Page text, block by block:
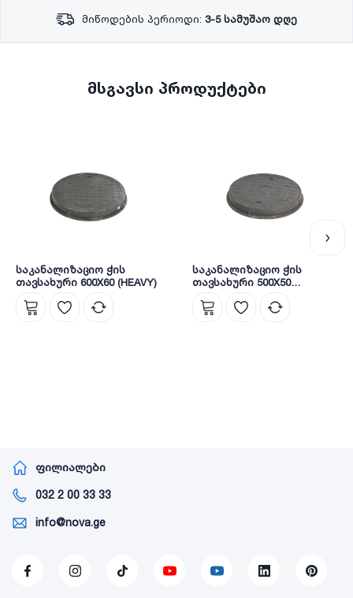
მიწოდების პერიოდი: 3-5 სამუშაო დღე
მსგავსი პროდუქტები
საკანალიზაციო ჭის
თავსახური 600X60 (HEAVY)
საკანალიზაციო ჭის
თავსახური 500X50
(MEDIUM)
ფილიალები
032 2 00 33 33
info@nova.ge